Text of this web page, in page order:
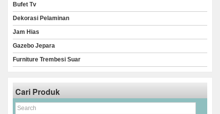
Bufet Tv
Dekorasi Pelaminan
Jam Hias
Gazebo Jepara
Furniture Trembesi Suar
Cari Produk